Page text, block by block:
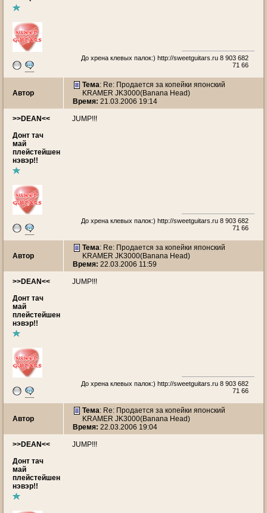
До хрена клевых палок:) http://sweetguitars.ru 8 903 682
71 66
Автор
Тема: Re: Продается за копейки японский
KRAMER JK3000(Banana Head)
Время: 21.03.2006 19:14
>>DEAN<<
Донт тач
май
плейстейшен
нэвэр!!
JUMP!!!
До хрена клевых палок:) http://sweetguitars.ru 8 903 682
71 66
Автор
Тема: Re: Продается за копейки японский
KRAMER JK3000(Banana Head)
Время: 22.03.2006 11:59
>>DEAN<<
Донт тач
май
плейстейшен
нэвэр!!
JUMP!!!
До хрена клевых палок:) http://sweetguitars.ru 8 903 682
71 66
Автор
Тема: Re: Продается за копейки японский
KRAMER JK3000(Banana Head)
Время: 22.03.2006 19:04
>>DEAN<<
Донт тач
май
плейстейшен
нэвэр!!
JUMP!!!